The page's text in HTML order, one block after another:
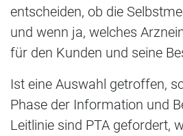
entscheiden, ob die
und wenn ja, welches
für den Kunden und seine
Ist eine Auswahl getroffen,
Phase der Information und
Leitlinie sind PTA gefordert,